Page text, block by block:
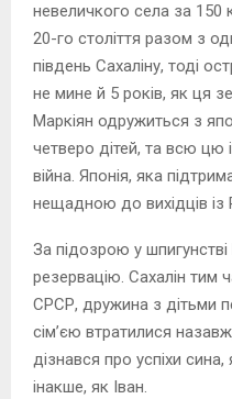
невеличкого села за 150
20-го століття разом з
південь Сахаліну, тоді
не мине й 5 років, як ця
Маркіян одружиться з
четверо дітей, та всю цю
війна. Японія, яка
нещадною до вихідців
За підозрою у
резервацію. Сахалін
СРСР, дружина з дітьми
сім’єю втратилися
дізнався про успіхи
інакше, як Іван.